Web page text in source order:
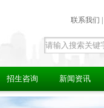
联系我们
招生咨询 新闻资讯